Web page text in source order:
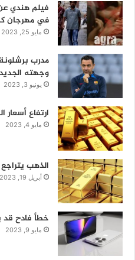
فيلم هندي
في مهرجان
مايو 25, 2023
مدرب
وجهته
يونيو 3, 2023
ارتفاع أسعار
مايو 4, 2023
الذهب يتراجع
أبريل 19, 2023
خطأ فادح قد
مايو 9, 2023